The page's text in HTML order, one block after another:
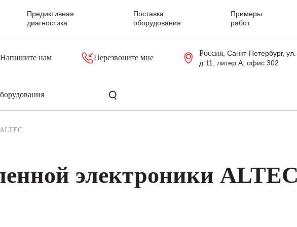
Предиктивная
диагностика
Поставка
оборудования
Примеры
работ
Напишите нам Перезвоните мне
Россия, Санкт-Петербург,
д.11, литер А, офис 302
ALTEC
электроники ALTEC